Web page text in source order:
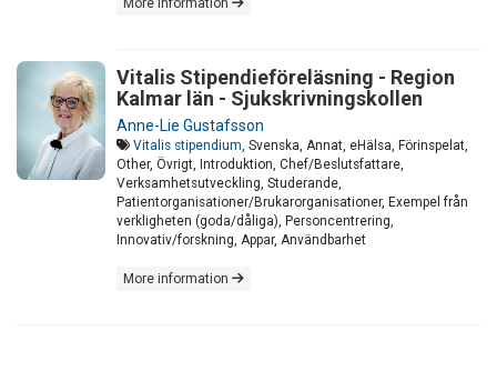
More information
Vitalis Stipendieföreläsning - Region
Kalmar län - Sjukskrivningskollen
Anne-Lie Gustafsson
Vitalis stipendium, Svenska, Annat, eHälsa, Förinspelat,
Other, Övrigt, Introduktion, Chef/Beslutsfattare,
Verksamhetsutveckling, Studerande,
Patientorganisationer/Brukarorganisationer, Exempel från
verkligheten (goda/dåliga), Personcentrering,
Innovativ/forskning, Appar, Användbarhet
More information